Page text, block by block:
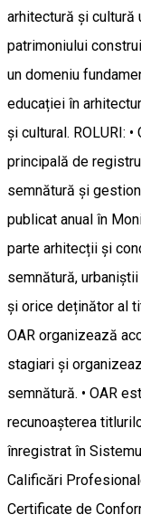
arhitectură și cultură
patrimoniului
un domeniu
educației în
și cultural. ROLURI:
principală de
semnătură și
publicat anual în
parte arhitecții și
semnătură,
și orice deținător al
OAR organizează
stagiari și
semnătură. • OAR
recunoașterea
înregistrat în
Calificări
Certificate de